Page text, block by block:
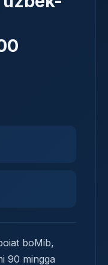
boMib,
90 mingga